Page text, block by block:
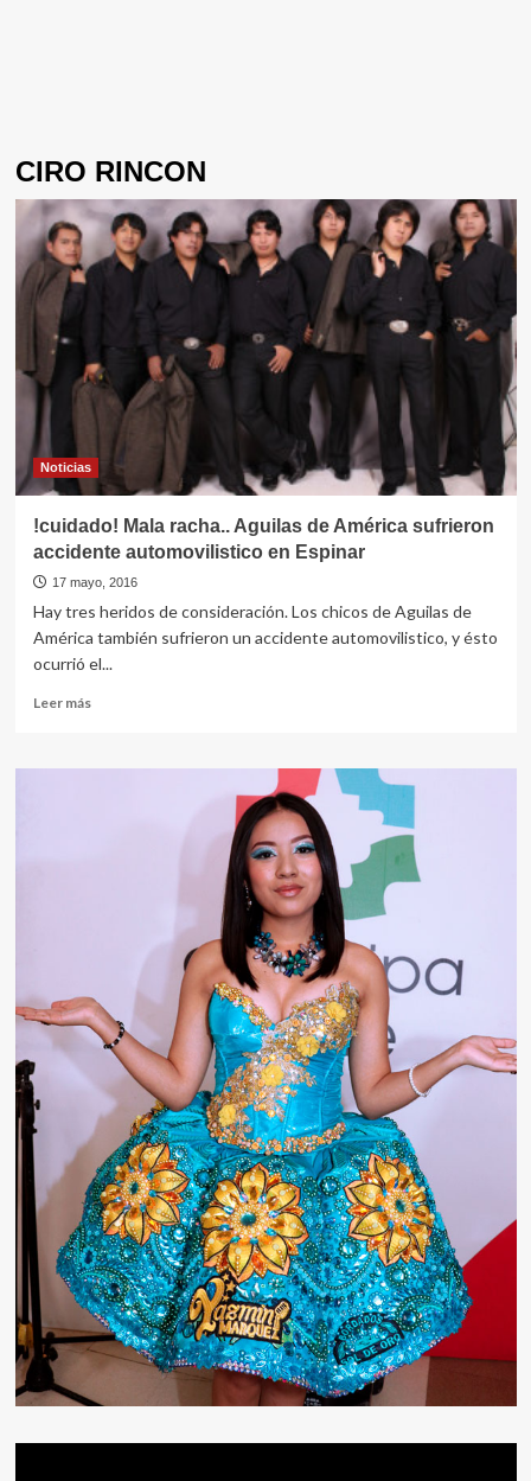
CIRO RINCON
Noticias
!cuidado! Mala racha.. Aguilas de América sufrieron
accidente automovilistico en Espinar
17 mayo, 2016
Hay tres heridos de consideración. Los chicos de Aguilas de
América también sufrieron un accidente automovilistico, y ésto
ocurrió el...
Leer másLeer
!cuidado!
automovilistico
Espinar